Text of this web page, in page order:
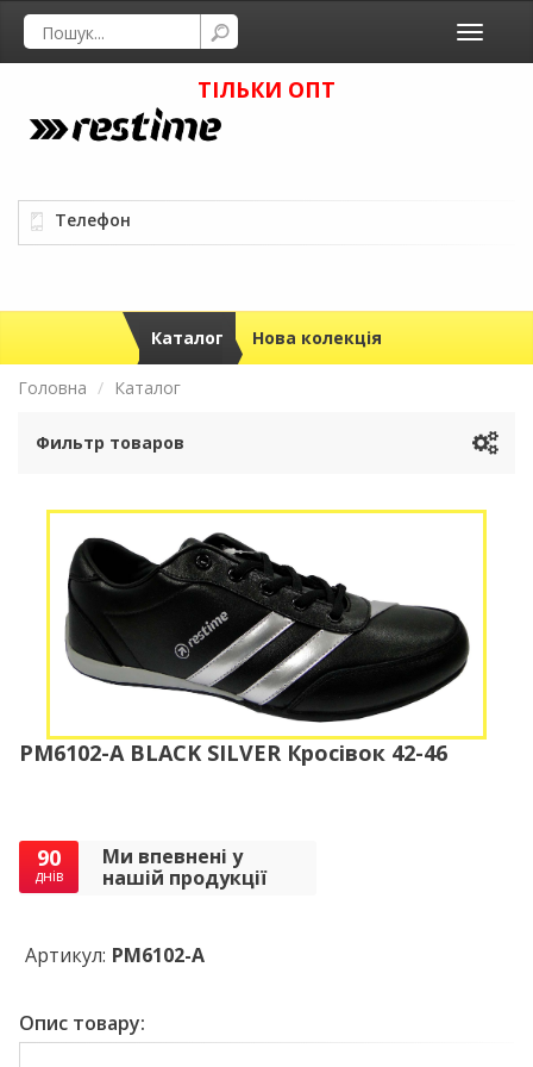
Toggle
ТІЛЬКИ ОПТ
Телефон
Каталог Нова колекція
Головна Каталог
Фильтр товаров
PM6102-A BLACK SILVER Кросівок 42-46
90
днів
Ми впевнені у
нашій продукції
Артикул: PM6102-A
Опис товару: